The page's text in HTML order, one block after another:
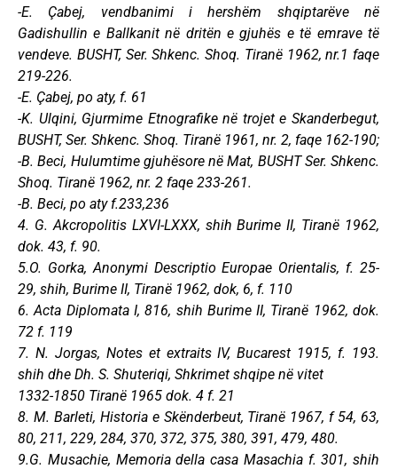
-E. Çabej, vendbanimi i hershëm shqiptarëve në
Gadishullin e Ballkanit në dritën e gjuhës e të emrave të
vendeve. BUSHT, Ser. Shkenc. Shoq. Tiranë 1962, nr.1 faqe
219-226.
-E. Çabej, po aty, f. 61
-K. Ulqini, Gjurmime Etnografike në trojet e Skanderbegut,
BUSHT, Ser. Shkenc. Shoq. Tiranë 1961, nr. 2, faqe 162-190;
-B. Beci, Hulumtime gjuhësore në Mat, BUSHT Ser. Shkenc.
Shoq. Tiranë 1962, nr. 2 faqe 233-261.
-B. Beci, po aty f.233,236
4. G. Akcropolitis LXVI-LXXX, shih Burime II, Tiranë 1962,
dok. 43, f. 90.
5.O. Gorka, Anonymi Descriptio Europae Orientalis, f. 25-
29, shih, Burime II, Tiranë 1962, dok, 6, f. 110
6. Acta Diplomata I, 816, shih Burime II, Tiranë 1962, dok.
72 f. 119
7. N. Jorgas, Notes et extraits IV, Bucarest 1915, f. 193.
shih dhe Dh. S. Shuteriqi, Shkrimet shqipe në vitet
1332-1850 Tiranë 1965 dok. 4 f. 21
8. M. Barleti, Historia e Skënderbeut, Tiranë 1967, f 54, 63,
80, 211, 229, 284, 370, 372, 375, 380, 391, 479, 480.
9.G. Musachie, Memoria della casa Masachia f. 301, shih